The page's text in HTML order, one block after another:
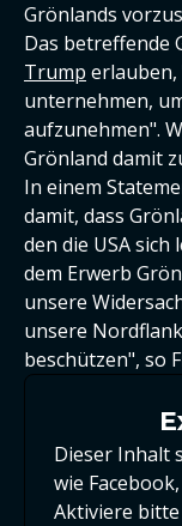
Grönlands
Das betreffende
Trump erlauben,
unternehmen,
aufzunehmen".
Grönland damit
In einem
damit, dass
den die USA
dem Erwerb
unsere
unsere
beschützen", so
Dieser Inhalt
wie
Aktiviere